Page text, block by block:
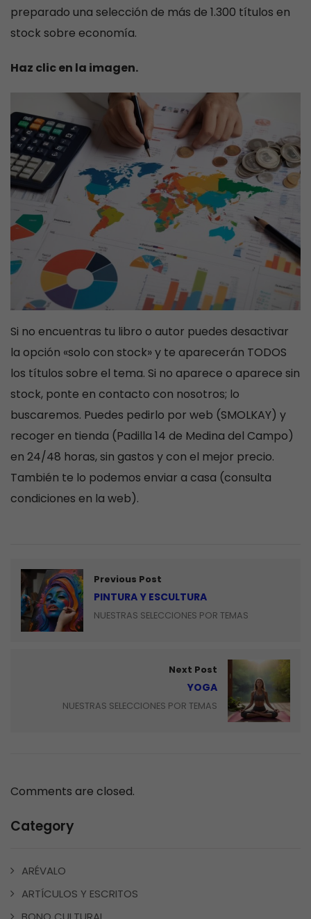
preparado una selección de más de 1.300 títulos en
stock sobre economía.
Haz clic en la imagen.
Si no encuentras tu libro o autor puedes desactivar
la opción «solo con stock» y te aparecerán TODOS
los títulos sobre el tema. Si no aparece o aparece sin
stock, ponte en contacto con nosotros; lo
buscaremos. Puedes pedirlo por web (SMOLKAY) y
recoger en tienda (Padilla 14 de Medina del Campo)
en 24/48 horas, sin gastos y con el mejor precio.
También te lo podemos enviar a casa (consulta
condiciones en la web).
Previous Post
PINTURA Y ESCULTURA
NUESTRAS SELECCIONES POR TEMAS
Next Post
YOGA
NUESTRAS SELECCIONES POR TEMAS
Comments are closed.
Category
ARÉVALO
ARTÍCULOS Y ESCRITOS